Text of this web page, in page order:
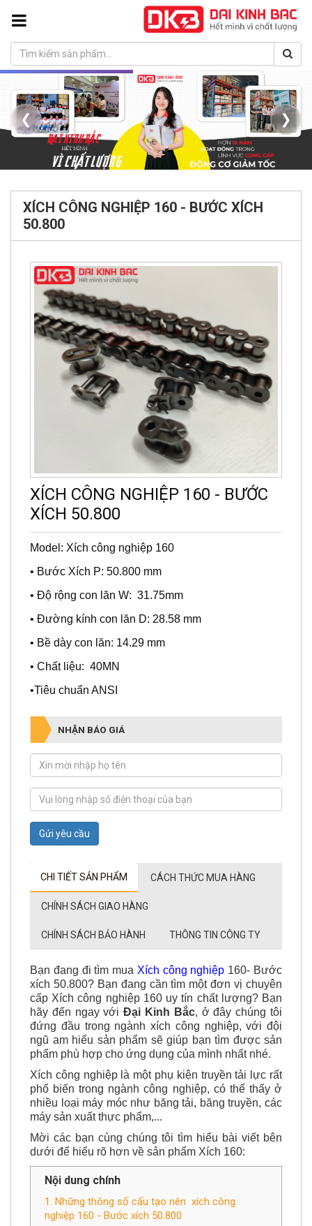
❮ ❯
XÍCH CÔNG NGHIỆP 160 - BƯỚC XÍCH
50.800
XÍCH CÔNG NGHIỆP 160 - BƯỚC
XÍCH 50.800
Model: Xích công nghiệp 160
• Bước Xích P: 50.800 mm
• Độ rộng con lăn W: 31.75mm
• Đường kính con lăn D: 28.58 mm
• Bề dày con lăn: 14.29 mm
• Chất liệu: 40MN
•Tiêu chuẩn ANSI
NHẬN BÁO GIÁ
Gửi yêu cầu
CHI TIẾT SẢN PHẨM CÁCH THỨC MUA HÀNG
CHÍNH SÁCH GIAO HÀNG
CHÍNH SÁCH BẢO HÀNH THÔNG TIN CÔNG TY
Bạn đang đi tìm mua Xích công nghiệp 160- Bước
xích 50.800? Bạn đang cần tìm một đơn vị chuyên
cấp Xích công nghiệp 160 uy tín chất lượng? Bạn
hãy đến ngay vớiĐại Kinh Bắc, ở đây chúng tôi
đứng đầu trong ngành xích công nghiệp, với đội
ngũ am hiểu sản phẩm sẽ giúp bạn tìm được sản
phẩm phù hợp cho ứng dụng của mình nhất nhé.
Xích công nghiệp là một phụ kiện truyền tải lực rất
phổ biến trong ngành công nghiệp, có thể thấy ở
nhiều loại máy móc như băng tải, băng truyền, các
máy sản xuất thực phẩm,...
Mời các bạn cùng chúng tôi tìm hiểu bài viết bên
dưới để hiểu rõ hơn về sản phẩm Xích 160:
Nội dung chính
1. Những thông số cấu tạo nên xích công
nghiệp 160 - Bước xích 50.800